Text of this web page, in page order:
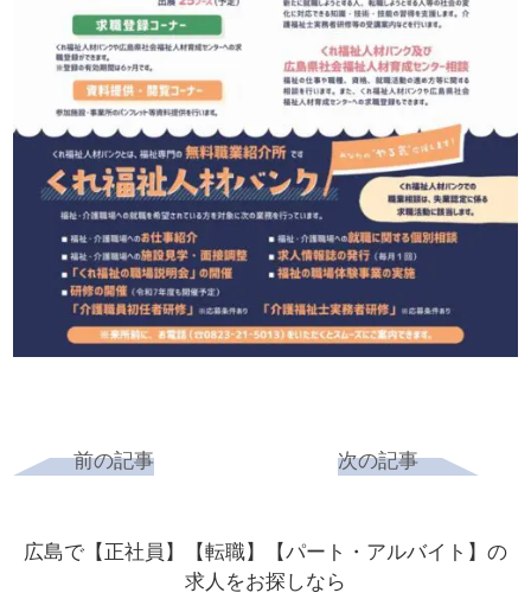
前の記事 次の記事
広島で【正社員】【転職】【パート・アルバイト】の
求人をお探しなら